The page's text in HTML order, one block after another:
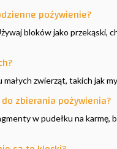
pożywienie?
bloków jako przekąski,
małych zwierząt, takich jak
zbierania pożywienia?
w pudełku na karmę,